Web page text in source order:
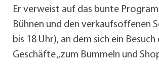
Er verweist auf das bunte
Bühnen und den verkaufsoffenen
bis 18 Uhr), an dem sich ein Besuch
Geschäfte „zum Bummeln und